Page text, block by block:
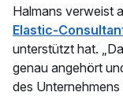
Halmans verweist
Elastic-
unterstützt hat.
genau angehört
des